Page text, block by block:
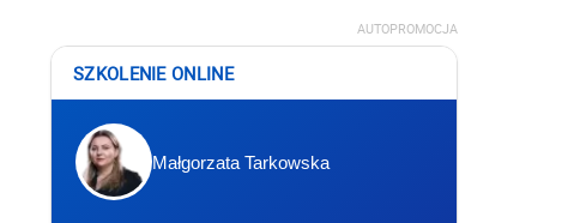
AUTOPROMOCJA
SZKOLENIE ONLINE
Małgorzata Tarkowska